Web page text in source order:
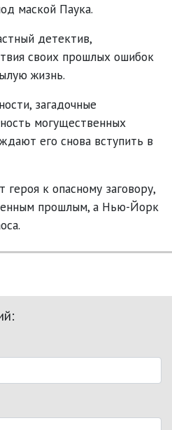
маской Паука.
детектив,
своих прошлых ошибок
жизнь.
загадочные
могущественных
его снова вступить в
героя к опасному заговору,
прошлым, а Нью-Йорк